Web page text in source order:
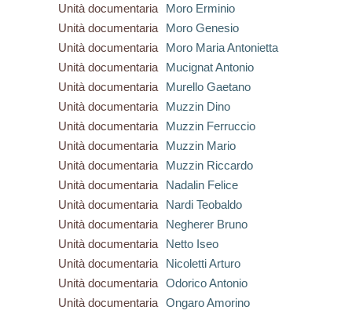
Unità documentaria
Moro Erminio
Unità documentaria
Moro Genesio
Unità documentaria
Moro Maria Antonietta
Unità documentaria
Mucignat Antonio
Unità documentaria
Murello Gaetano
Unità documentaria
Muzzin Dino
Unità documentaria
Muzzin Ferruccio
Unità documentaria
Muzzin Mario
Unità documentaria
Muzzin Riccardo
Unità documentaria
Nadalin Felice
Unità documentaria
Nardi Teobaldo
Unità documentaria
Negherer Bruno
Unità documentaria
Netto Iseo
Unità documentaria
Nicoletti Arturo
Unità documentaria
Odorico Antonio
Unità documentaria
Ongaro Amorino